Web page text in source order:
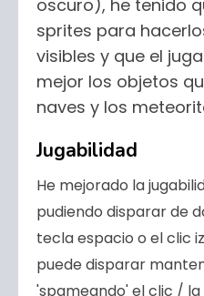
oscuro), he tenido
sprites para
visibles y que el
mejor los objetos
naves y los
Jugabilidad
He mejorado la
pudiendo disparar de
tecla espacio o el clic
puede disparar
'spameando' el clic /